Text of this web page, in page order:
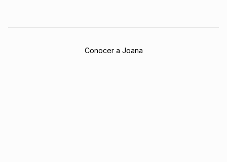
Conocer a Joana